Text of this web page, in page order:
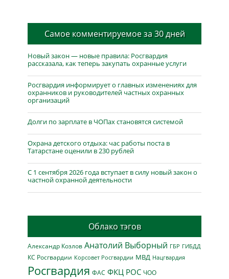
Самое комментируемое за 30 дней
Новый закон — новые правила: Росгвардия
рассказала, как теперь закупать охранные услуги
Росгвардия информирует о главных изменениях для
охранников и руководителей частных охранных
организаций
Долги по зарплате в ЧОПах становятся системой
Охрана детского отдыха: час работы поста в
Татарстане оценили в 230 рублей
С 1 сентября 2026 года вступает в силу новый закон о
частной охранной деятельности
Облако тэгов
Александр Козлов Анатолий Выборный ГБР ГИБДД
КС Росгвардии Корсовет Росгвардии МВД Нацгвардия
Росгвардия ФАС ФКЦ РОС ЧОО